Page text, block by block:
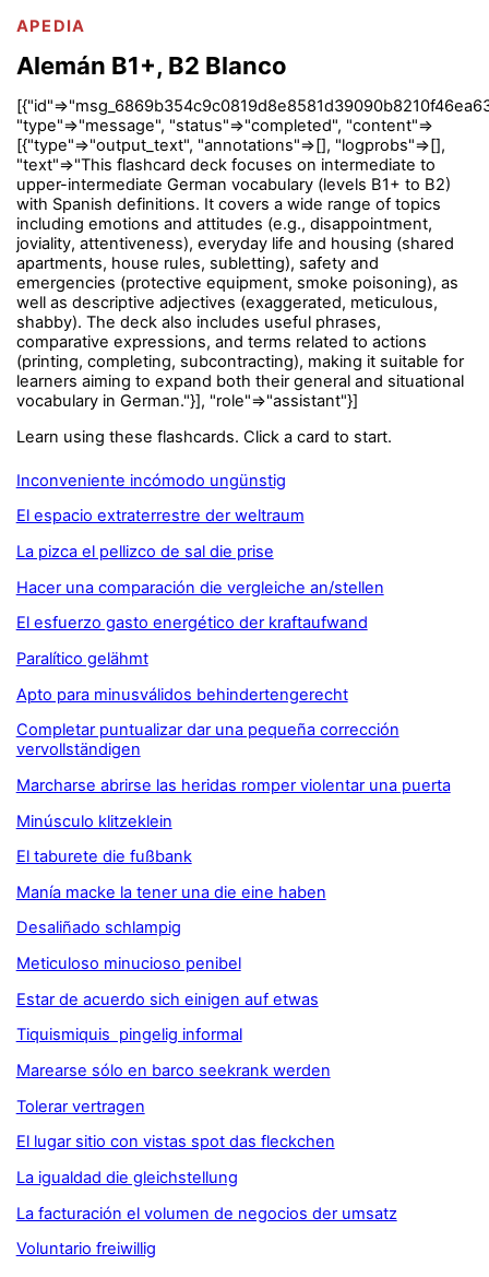
APEDIA
Alemán B1+, B2 Blanco
"type"=>"message", "status"=>"completed", "content"=>
[{"type"=>"output_text", "annotations"=>[], "logprobs"=>[],
"text"=>"This flashcard deck focuses on intermediate to
upper-intermediate German vocabulary (levels B1+ to B2)
with Spanish definitions. It covers a wide range of topics
including emotions and attitudes (e.g., disappointment,
joviality, attentiveness), everyday life and housing (shared
apartments, house rules, subletting), safety and
emergencies (protective equipment, smoke poisoning), as
well as descriptive adjectives (exaggerated, meticulous,
shabby). The deck also includes useful phrases,
comparative expressions, and terms related to actions
(printing, completing, subcontracting), making it suitable for
learners aiming to expand both their general and situational
vocabulary in German."}], "role"=>"assistant"}]
Learn using these flashcards. Click a card to start.
Inconveniente incómodo ungünstig
El espacio extraterrestre der weltraum
La pizca el pellizco de sal die prise
Hacer una comparación die vergleiche an/stellen
El esfuerzo gasto energético der kraftaufwand
Paralítico gelähmt
Apto para minusválidos behindertengerecht
Completar puntualizar dar una pequeña corrección
vervollständigen
Marcharse abrirse las heridas romper violentar una puerta
Minúsculo klitzeklein
El taburete die fußbank
Manía macke la tener una die eine haben
Desaliñado schlampig
Meticuloso minucioso penibel
Estar de acuerdo sich einigen auf etwas
Tiquismiquis pingelig informal
Marearse sólo en barco seekrank werden
Tolerar vertragen
El lugar sitio con vistas spot das fleckchen
La igualdad die gleichstellung
La facturación el volumen de negocios der umsatz
Voluntario freiwillig